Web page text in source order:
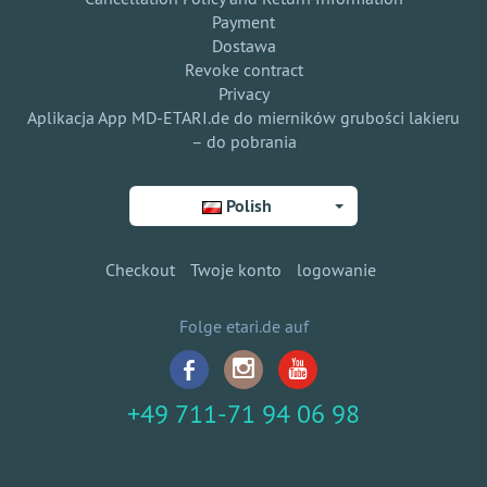
Payment
Dostawa
Revoke contract
Privacy
Aplikacja App MD-ETARI.de do mierników grubości lakieru
– do pobrania
Polish
Checkout Twoje konto logowanie
Folge etari.de auf
+49 711-71 94 06 98